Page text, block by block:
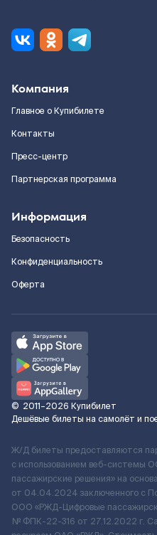
Компания
Главное о Купибилете
Контакты
Пресс-центр
Партнерская программа
Информация
Безопасность
Конфиденциальность
Оферта
© 2011–2026 Купибилет
Дешёвые билеты на самолёт и
Ж/Д билеты предоставляются
с использованием веб-системы
пассажирские решения» на
от 04.04.2024 заключенного с
ООО «РЖД-Цифровые
№ ФПК-22-316 от 27.12.2022 г.